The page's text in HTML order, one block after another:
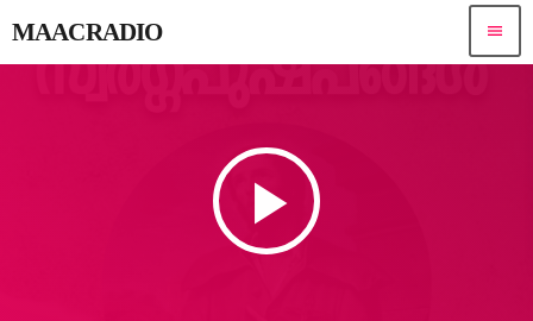
MAACRADIO menu
play_arrow